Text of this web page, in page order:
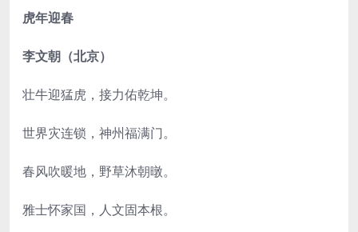
虎年迎春
李文朝（北京）
壮牛迎猛虎，接力佑乾坤。
世界灾连锁，神州福满门。
春风吹暖地，野草沐朝暾。
雅士怀家国，人文固本根。